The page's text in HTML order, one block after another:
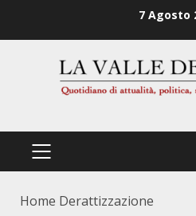
7 Agosto
PRIMÄRES
Home Derattizzazione